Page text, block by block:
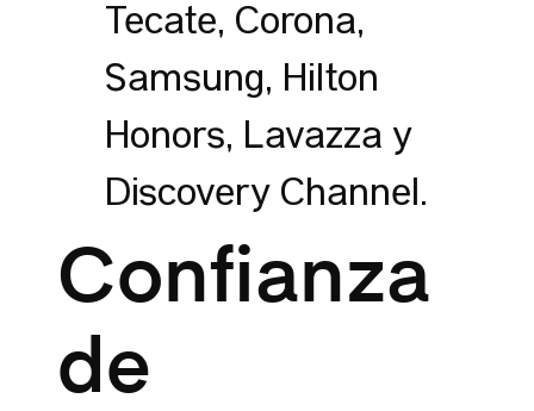
Tecate, Corona,
Samsung, Hilton
Honors, Lavazza y
Discovery Channel.
Confianza
de